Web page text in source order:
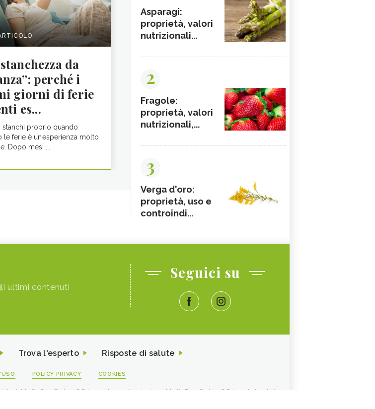
da
perché i
giorni di ferie
es...
stanchi proprio quando
le ferie è un’esperienza molto
Dopo mesi ...
Asparagi:
proprietà, valori
nutrizionali...
2
Fragole:
proprietà, valori
nutrizionali,...
3
Verga d'oro:
proprietà, uso e
controindi...
ultimi contenuti
Seguici su
Trova l'esperto Risposte di salute
POLICY PRIVACY COOKIES
di Media Data Factory S.R.L, è vietata la riproduzione. Media Data Factory S.R.L. sede legale in